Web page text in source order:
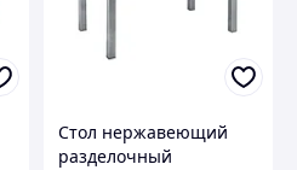
Стол нержавеющий
разделочный